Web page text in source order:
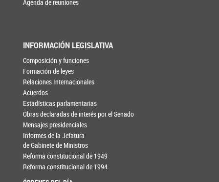
Agenda de reuniones
INFORMACIÓN LEGISLATIVA
Composición y funciones
Formación de leyes
Relaciones Internacionales
Acuerdos
Estadísticas parlamentarias
Obras declaradas de interés por el Senado
Mensajes presidenciales
Informes de la Jefatura
de Gabinete de Ministros
Reforma constitucional de 1949
Reforma constitucional de 1994